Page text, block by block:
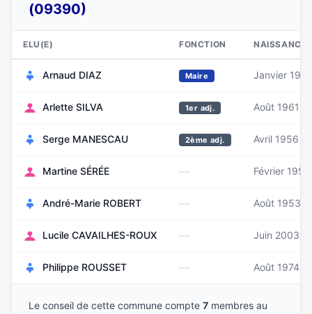
(09390)
ELU(E) FONCTION NAISSANCE
Arnaud DIAZ Maire Janvier 1976
Arlette SILVA 1er adj. Août 1961
Serge MANESCAU 2ème adj. Avril 1956
Martine SÉRÉE — Février 1955
André-Marie ROBERT — Août 1953
Lucile CAVAILHES-ROUX — Juin 2003
Philippe ROUSSET — Août 1974
Le conseil de cette commune compte 7 membres au